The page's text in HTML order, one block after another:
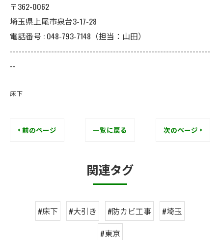
〒362-0062
埼玉県上尾市泉台3-17-28
電話番号 : 048-793-7148（担当：山田）
--------------------------------------------------------------------
--
床下
< 前のページ 一覧に戻る 次のページ >
関連タグ
#床下 #大引き #防カビ工事
#埼玉
#東京